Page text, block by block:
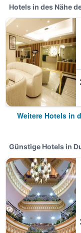
Hotels in des Nähe
Weitere Hotels in
Günstige Hotels in